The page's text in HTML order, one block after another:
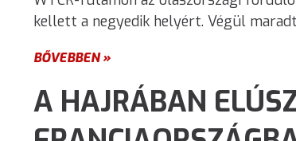
kellett a negyedik helyért. Végül
BŐVEBBEN »
A HAJRÁBAN